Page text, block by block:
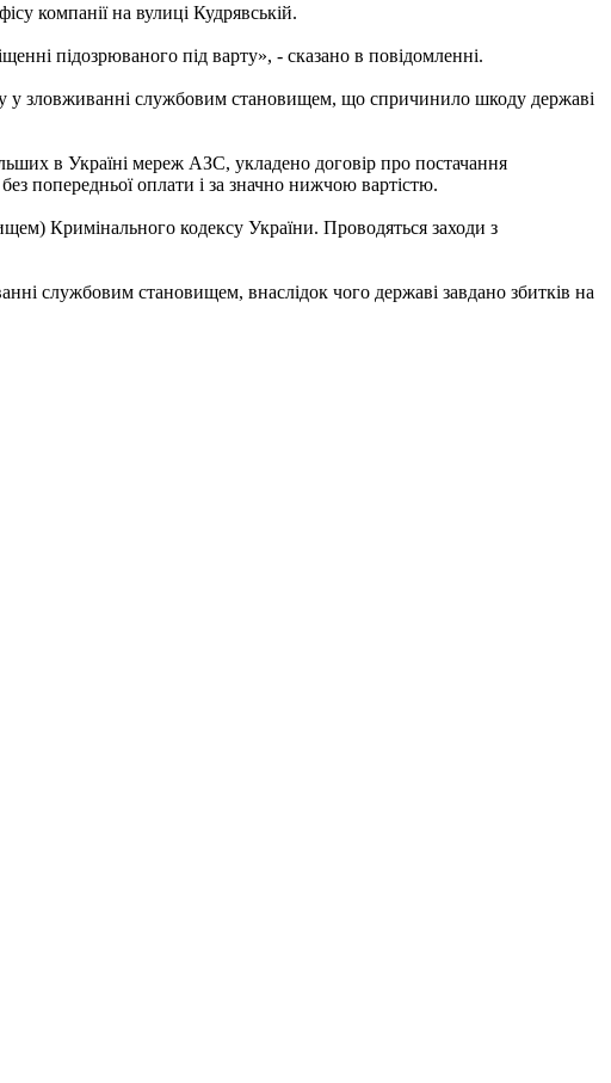
компанії на вулиці Кудрявській.
підозрюваного під варту», - сказано в повідомленні.
у зловживанні службовим становищем, що спричинило шкоду державі
в Україні мереж АЗС, укладено договір про постачання
попередньої оплати і за значно нижчою вартістю.
Кримінального кодексу України. Проводяться заходи з
службовим становищем, внаслідок чого державі завдано збитків на